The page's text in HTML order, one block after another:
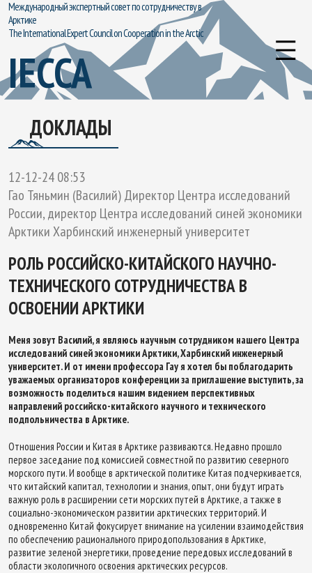
Международный экспертный совет по сотрудничеству в
Арктике
The International Expert Council on Cooperation in the Arctic
IECCA
ДОКЛАДЫ
12-12-24 08:53
Гао Тяньмин (Василий) Директор Центра исследований
России, директор Центра исследований синей экономики
Арктики Харбинский инженерный университет
РОЛЬ РОССИЙСКО-КИТАЙСКОГО НАУЧНО-
ТЕХНИЧЕСКОГО СОТРУДНИЧЕСТВА В
ОСВОЕНИИ АРКТИКИ
Меня зовут Василий, я являюсь научным сотрудником нашего Центра
исследований синей экономики Арктики, Харбинский инженерный
университет. И от имени профессора Гау я хотел бы поблагодарить
уважаемых организаторов конференции за приглашение выступить, за
возможность поделиться нашим видением перспективных
направлений российско-китайского научного и технического
подпольничества в Арктике.
Отношения России и Китая в Арктике развиваются. Недавно прошло
первое заседание под комиссией совместной по развитию северного
морского пути. И вообще в арктической политике Китая подчеркивается,
что китайский капитал, технологии и знания, опыт, они будут играть
важную роль в расширении сети морских путей в Арктике, а также в
социально-экономическом развитии арктических территорий. И
одновременно Китай фокусирует внимание на усилении взаимодействия
по обеспечению рационального природопользования в Арктике,
развитие зеленой энергетики, проведение передовых исследований в
области экологичного освоения арктических ресурсов.